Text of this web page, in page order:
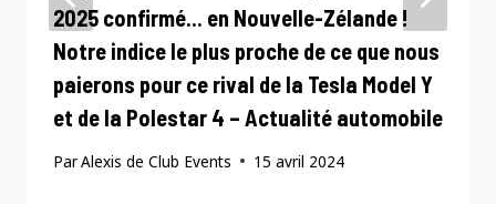
2025 confirmé… en Nouvelle-Zélande !
Notre indice le plus proche de ce que nous
paierons pour ce rival de la Tesla Model Y
et de la Polestar 4 – Actualité automobile
ParAlexis de Club Events 15 avril 2024